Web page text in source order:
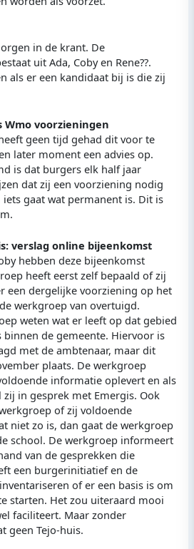
in de krant. De
uit Ada, Coby en Rene??.
als er een kandidaat bij is die zij
Wmo voorzieningen
geen tijd gehad dit voor te
later moment een advies op.
is dat burgers elk half jaar
dat zij een voorziening nodig
gaat wat permanent is. Dit is
verslag online bijeenkomst
hebben deze bijeenkomst
heeft eerst zelf bepaald of zij
een dergelijke voorziening op het
werkgroep van overtuigd.
weten wat er leeft op dat gebied
binnen de gemeente. Hiervoor is
met de ambtenaar, maar dit
plaats. De werkgroep
informatie oplevert en als
in gesprek met Emergis. Ook
of zij voldoende
niet zo is, dan gaat de werkgroep
school. De werkgroep informeert
van de gesprekken die
een burgerinitiatief en de
of er een basis is om
starten. Het zou uiteraard mooi
faciliteert. Maar zonder
geen Tejo-huis.